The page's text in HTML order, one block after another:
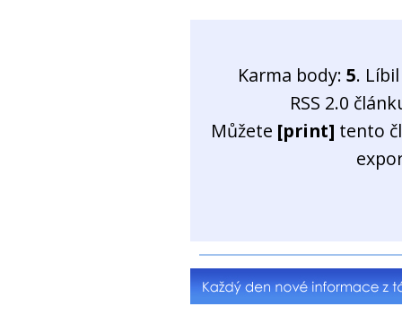
Karma body: 5.
RSS 2.0
Můžete [print] tento